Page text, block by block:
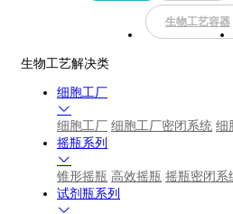
生物工艺容器
生物工艺解决类
细胞工厂
细胞工厂 细胞工厂密闭系统 细
摇瓶系列
锥形摇瓶 高效摇瓶 摇瓶密闭系
试剂瓶系列